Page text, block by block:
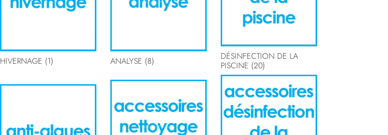
HIVERNAGE (1) ANALYSE (8)
DÉSINFECTION DE LA
PISCINE (20)